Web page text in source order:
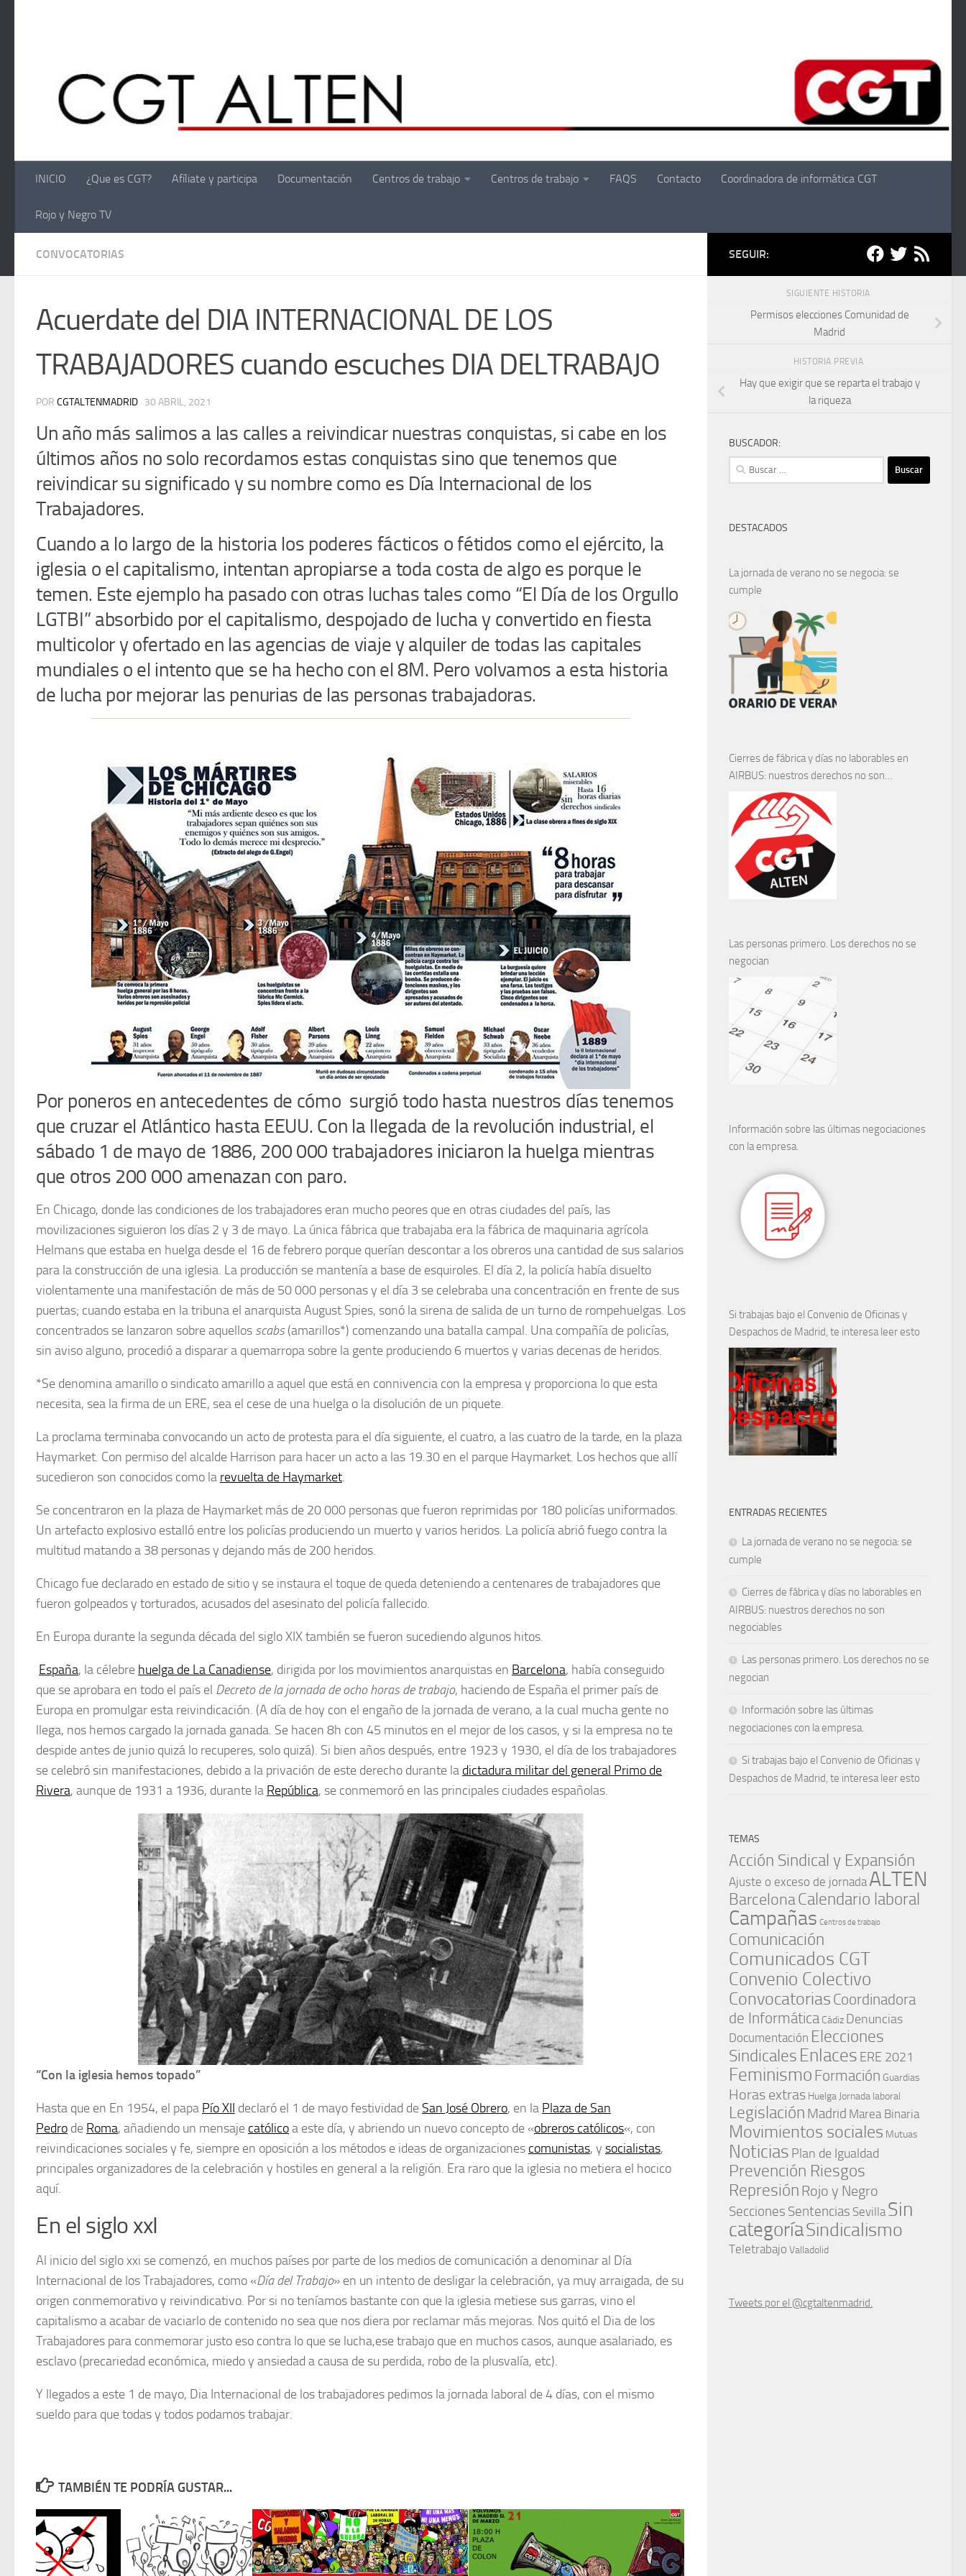
INICIO ¿Que es CGT? Afíliate y participa Documentación Centros de trabajo Centros de trabajo FAQS Contacto Coordinadora de informática CGT
Rojo y Negro TV
CONVOCATORIAS
Acuerdate del DIA INTERNACIONAL DE LOS
TRABAJADORES cuando escuches DIA DELTRABAJO
POR CGTALTENMADRID · 30 ABRIL, 2021
Un año más salimos a las calles a reivindicar nuestras conquistas, si cabe en los
últimos años no solo recordamos estas conquistas sino que tenemos que
reivindicar su significado y su nombre como es Día Internacional de los
Trabajadores.
Cuando a lo largo de la historia los poderes fácticos o fétidos como el ejército, la
iglesia o el capitalismo, intentan apropiarse a toda costa de algo es porque le
temen. Este ejemplo ha pasado con otras luchas tales como “El Día de los Orgullo
LGTBI” absorbido por el capitalismo, despojado de lucha y convertido en fiesta
multicolor y ofertado en las agencias de viaje y alquiler de todas las capitales
mundiales o el intento que se ha hecho con el 8M. Pero volvamos a esta historia
de lucha por mejorar las penurias de las personas trabajadoras.
Por poneros en antecedentes de cómo surgió todo hasta nuestros días tenemos
que cruzar el Atlántico hasta EEUU. Con la llegada de la revolución industrial, el
sábado 1 de mayo de 1886, 200 000 trabajadores iniciaron la huelga mientras
que otros 200 000 amenazan con paro.
En Chicago, donde las condiciones de los trabajadores eran mucho peores que en otras ciudades del país, las
movilizaciones siguieron los días 2 y 3 de mayo. La única fábrica que trabajaba era la fábrica de maquinaria agrícola
Helmans que estaba en huelga desde el 16 de febrero porque querían descontar a los obreros una cantidad de sus salarios
para la construcción de una iglesia. La producción se mantenía a base de esquiroles. El día 2, la policía había disuelto
violentamente una manifestación de más de 50 000 personas y el día 3 se celebraba una concentración en frente de sus
puertas; cuando estaba en la tribuna el anarquista August Spies, sonó la sirena de salida de un turno de rompehuelgas. Los
concentrados se lanzaron sobre aquellos scabs(amarillos*) comenzando una batalla campal. Una compañía de policías,
sin aviso alguno, procedió a disparar a quemarropa sobre la gente produciendo 6 muertos y varias decenas de heridos.
*Se denomina amarillo o sindicato amarillo a aquel que está en connivencia con la empresa y proporciona lo que esta
necesita, sea la firma de un ERE, sea el cese de una huelga o la disolución de un piquete.
La proclama terminaba convocando un acto de protesta para el día siguiente, el cuatro, a las cuatro de la tarde, en la plaza
Haymarket. Con permiso del alcalde Harrison para hacer un acto a las 19.30 en el parque Haymarket. Los hechos que allí
sucedieron son conocidos como la revuelta de Haymarket.
Se concentraron en la plaza de Haymarket más de 20 000 personas que fueron reprimidas por 180 policías uniformados.
Un artefacto explosivo estalló entre los policías produciendo un muerto y varios heridos. La policía abrió fuego contra la
multitud matando a 38 personas y dejando más de 200 heridos.
Chicago fue declarado en estado de sitio y se instaura el toque de queda deteniendo a centenares de trabajadores que
fueron golpeados y torturados, acusados del asesinato del policía fallecido.
En Europa durante la segunda década del siglo XIX también se fueron sucediendo algunos hitos.
España, la célebre huelga de La Canadiense, dirigida por los movimientos anarquistas en Barcelona, había conseguido
que se aprobara en todo el país el Decreto de la jornada de ocho horas de trabajo, haciendo de España el primer país de
Europa en promulgar esta reivindicación. (A día de hoy con el engaño de la jornada de verano, a la cual mucha gente no
llega, nos hemos cargado la jornada ganada. Se hacen 8h con 45 minutos en el mejor de los casos, y si la empresa no te
despide antes de junio quizá lo recuperes, solo quizá). Si bien años después, entre 1923 y 1930, el día de los trabajadores
se celebró sin manifestaciones, debido a la privación de este derecho durante la dictadura militar del general Primo de
Rivera, aunque de 1931 a 1936, durante la República, se conmemoró en las principales ciudades españolas.
“Con la iglesia hemos topado”
Hasta que en En 1954, el papa Pío XII declaró el 1 de mayo festividad de San José Obrero, en la Plaza de San
Pedro de Roma, añadiendo un mensaje católicoa este día, y abriendo un nuevo concepto de «obreros católicos«, con
reivindicaciones sociales y fe, siempre en oposición a los métodos e ideas de organizaciones comunistas, y socialistas,
principales organizadores de la celebración y hostiles en general a la religión. Era raro que la iglesia no metiera el hocico
aquí.
En el siglo xxI
Al inicio del siglo xxi se comenzó, en muchos países por parte de los medios de comunicación a denominar al Día
Internacional de los Trabajadores, como «Día del Trabajo» en un intento de desligar la celebración, ya muy arraigada, de su
origen conmemorativo y reivindicativo. Por si no teníamos bastante con que la iglesia metiese sus garras, vino el
capitalismo a acabar de vaciarlo de contenido no sea que nos diera por reclamar más mejoras. Nos quitó el Dia de los
Trabajadores para conmemorar justo eso contra lo que se lucha,ese trabajo que en muchos casos, aunque asalariado, es
esclavo (precariedad económica, miedo y ansiedad a causa de su perdida, robo de la plusvalía, etc).
Y llegados a este 1 de mayo, Dia Internacional de los trabajadores pedimos la jornada laboral de 4 días, con el mismo
sueldo para que todas y todos podamos trabajar.
TAMBIÉN TE PODRÍA GUSTAR...
SEGUIR:
SIGUIENTE HISTORIA
Permisos elecciones Comunidad de
Madrid
HISTORIA PREVIA
Hay que exigir que se reparta el trabajo y
la riqueza
BUSCADOR:
Buscar:
DESTACADOS
La jornada de verano no se negocia: se
cumple
Cierres de fábrica y días no laborables en
AIRBUS: nuestros derechos no son
negociables
Las personas primero. Los derechos no se
negocian
Información sobre las últimas negociaciones
con la empresa.
Si trabajas bajo el Convenio de Oficinas y
Despachos de Madrid, te interesa leer esto
ENTRADAS RECIENTES
La jornada de verano no se negocia: se
cumple
Cierres de fábrica y días no laborables en
AIRBUS: nuestros derechos no son
negociables
Las personas primero. Los derechos no se
negocian
Información sobre las últimas
negociaciones con la empresa.
Si trabajas bajo el Convenio de Oficinas y
Despachos de Madrid, te interesa leer esto
TEMAS
Acción Sindical y Expansión
Ajuste o exceso de jornada ALTEN
BarcelonaCalendario laboral
Campañas Centros de trabajo
Comunicación
Comunicados CGT
Convenio Colectivo
Convocatorias Coordinadora
de Informática Cádiz Denuncias
Documentación Elecciones
Sindicales Enlaces ERE 2021
Feminismo Formación Guardias
Horas extras Huelga Jornada laboral
Legislación Madrid Marea Binaria
Movimientos sociales Mutuas
Noticias Plan de Igualdad
Prevención Riesgos
Represión Rojo y Negro
Secciones Sentencias Sevilla Sin
categoríaSindicalismo
Teletrabajo Valladolid
Tweets por el @cgtaltenmadrid.